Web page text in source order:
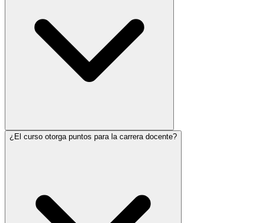
¿El curso otorga puntos para la carrera docente?